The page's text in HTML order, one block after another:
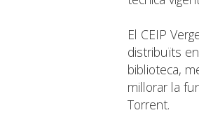
El CEIP
distribuïts
biblioteca,
millorar la
Torrent.